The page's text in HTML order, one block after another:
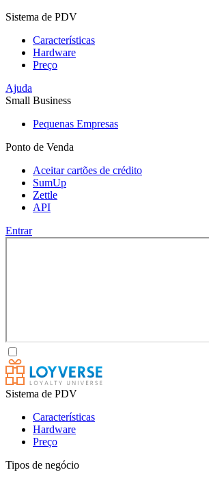
Sistema de PDV
Características
Hardware
Preço
Ajuda
Small Business
Pequenas Empresas
Ponto de Venda
Aceitar cartões de crédito
SumUp
Zettle
API
Entrar
Sistema de PDV
Características
Hardware
Preço
Tipos de negócio